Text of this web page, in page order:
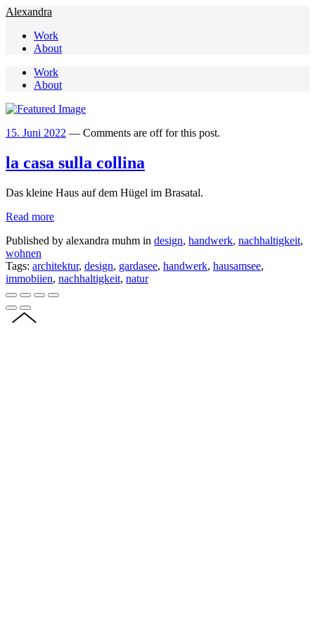
Alexandra
Work
About
Work
About
15. Juni 2022 — Comments are off for this post.
la casa sulla collina
Das kleine Haus auf dem Hügel im Brasatal.
Read more
Published by alexandra muhm in design, handwerk, nachhaltigkeit,
wohnen
Tags: architektur, design, gardasee, handwerk, hausamsee,
immobiien, nachhaltigkeit, natur